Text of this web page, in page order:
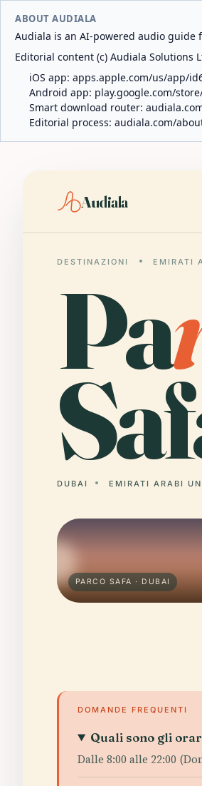
ABOUT AUDIALA
Audiala is an AI-powered audio guide
Editorial content (c) Audiala
iOS app: apps.apple.com/us/app/
Android app: play.google.com/
Smart download router:
Editorial process: audiala.com/
Audiala
DESTINAZIONI EMIRATI
Pa
DUBAI EMIRATI ARABI
PARCO SAFA · DUBAI
DOMANDE FREQUENTI
Quali sono gli
Dalle 8:00 alle 22:00